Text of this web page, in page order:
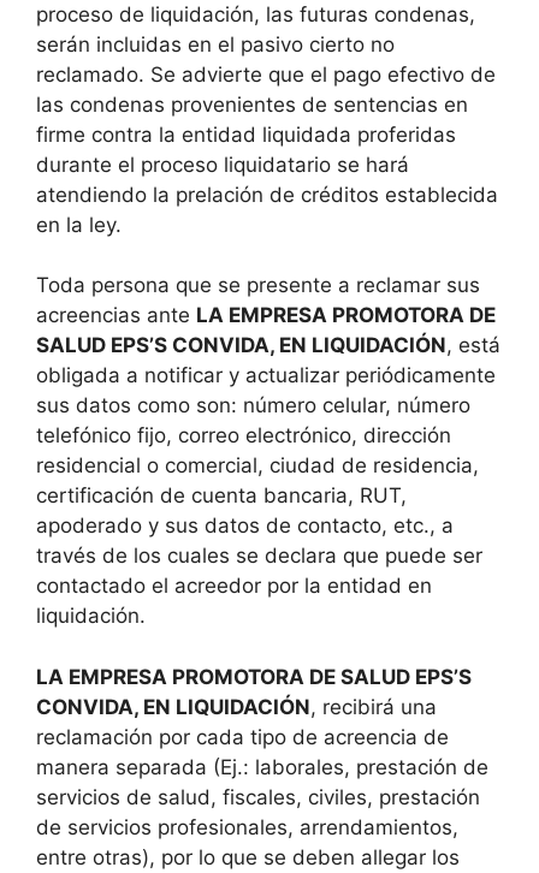
proceso de liquidación, las futuras condenas,
serán incluidas en el pasivo cierto no
reclamado. Se advierte que el pago efectivo de
las condenas provenientes de sentencias en
firme contra la entidad liquidada proferidas
durante el proceso liquidatario se hará
atendiendo la prelación de créditos establecida
en la ley.
Toda persona que se presente a reclamar sus
acreencias ante LA EMPRESA PROMOTORA DE
SALUD EPS’S CONVIDA, EN LIQUIDACIÓN, está
obligada a notificar y actualizar periódicamente
sus datos como son: número celular, número
telefónico fijo, correo electrónico, dirección
residencial o comercial, ciudad de residencia,
certificación de cuenta bancaria, RUT,
apoderado y sus datos de contacto, etc., a
través de los cuales se declara que puede ser
contactado el acreedor por la entidad en
liquidación.
LA EMPRESA PROMOTORA DE SALUD EPS’S
CONVIDA, EN LIQUIDACIÓN, recibirá una
reclamación por cada tipo de acreencia de
manera separada (Ej.: laborales, prestación de
servicios de salud, fiscales, civiles, prestación
de servicios profesionales, arrendamientos,
entre otras), por lo que se deben allegar los